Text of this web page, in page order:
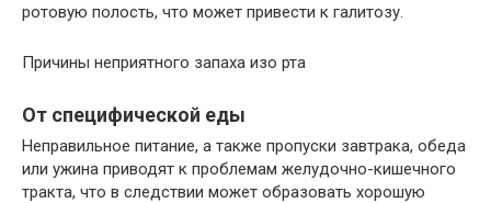
ротовую полость, что может привести к галитозу.
Причины неприятного запаха изо рта
От специфической еды
Неправильное питание, а также пропуски завтрака, обеда
или ужина приводят к проблемам желудочно-кишечного
тракта, что в следствии может образовать хорошую